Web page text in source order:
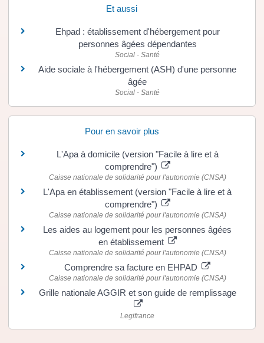
Et aussi
Ehpad : établissement d'hébergement pour
personnes âgées dépendantes
Social - Santé
Aide sociale à l'hébergement (ASH) d'une personne
âgée
Social - Santé
Pour en savoir plus
L'Apa à domicile (version "Facile à lire et à
comprendre")
Caisse nationale de solidarité pour l'autonomie (CNSA)
L'Apa en établissement (version "Facile à lire et à
comprendre")
Caisse nationale de solidarité pour l'autonomie (CNSA)
Les aides au logement pour les personnes âgées
en établissement
Caisse nationale de solidarité pour l'autonomie (CNSA)
Comprendre sa facture en EHPAD
Caisse nationale de solidarité pour l'autonomie (CNSA)
Grille nationale AGGIR et son guide de remplissage
Legifrance